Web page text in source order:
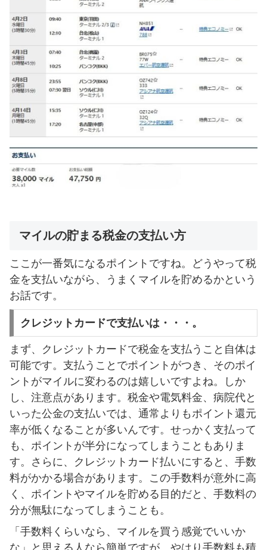
マイルの貯まる税金の支払い方
ここが一番気になるポイントですね。どうやって税
金を支払いながら、うまくマイルを貯めるかという
お話です。
クレジットカードで支払いは・・・。
まず、クレジットカードで税金を支払うこと自体は
可能です。支払うことでポイントがつき、そのポイ
ントがマイルに変わるのは嬉しいですよね。しか
し、注意点があります。税金や電気料金、病院代と
いった公金の支払いでは、通常よりもポイント還元
率が低くなることが多いんです。せっかく支払って
も、ポイントが半分になってしまうこともありま
す。さらに、クレジットカード払いにすると、手数
料がかかる場合があります。この手数料が意外に高
く、ポイントやマイルを貯める目的だと、手数料の
分が無駄になってしまうことも。
「手数料くらいなら、マイルを買う感覚でいいか
な」と思える人なら簡単ですが、やはり手数料も積